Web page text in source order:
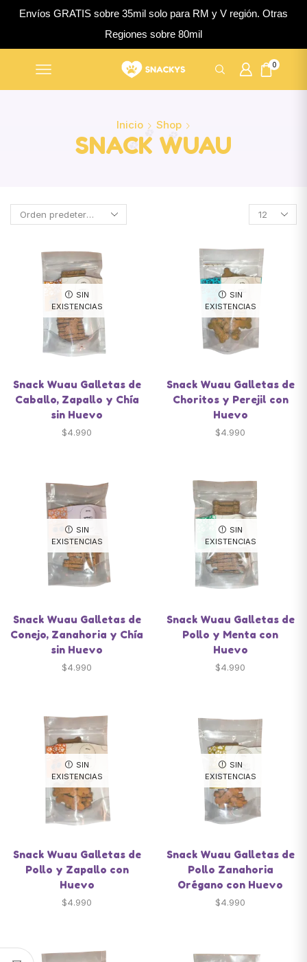
Envíos GRATIS sobre 35mil solo para RM y V región. Otras
Regiones sobre 80mil
0
Inicio Shop
SNACK WUAU
SIN
EXISTENCIAS
Snack Wuau Galletas de
Caballo, Zapallo y Chía
sin Huevo
$4.990
SIN
EXISTENCIAS
Snack Wuau Galletas de
Choritos y Perejil con
Huevo
$4.990
SIN
EXISTENCIAS
Snack Wuau Galletas de
Conejo, Zanahoria y Chía
sin Huevo
$4.990
SIN
EXISTENCIAS
Snack Wuau Galletas de
Pollo y Menta con
Huevo
$4.990
SIN
EXISTENCIAS
Snack Wuau Galletas de
Pollo y Zapallo con
Huevo
$4.990
SIN
EXISTENCIAS
Snack Wuau Galletas de
Pollo Zanahoria
Orégano con Huevo
$4.990